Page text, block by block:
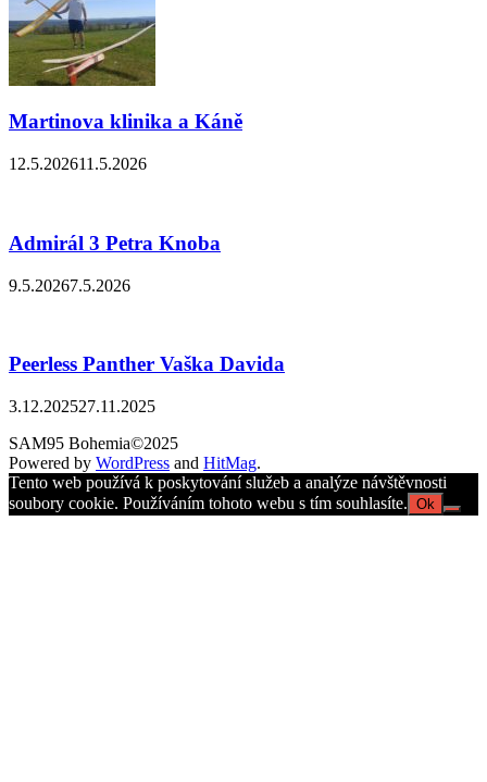
Martinova klinika a Káně
12.5.202611.5.2026
Admirál 3 Petra Knoba
9.5.20267.5.2026
Peerless Panther Vaška Davida
3.12.202527.11.2025
SAM95 Bohemia©2025
Powered by WordPress and HitMag.
Tento web používá k poskytování služeb a analýze návštěvnosti
soubory cookie. Používáním tohoto webu s tím souhlasíte. Ok